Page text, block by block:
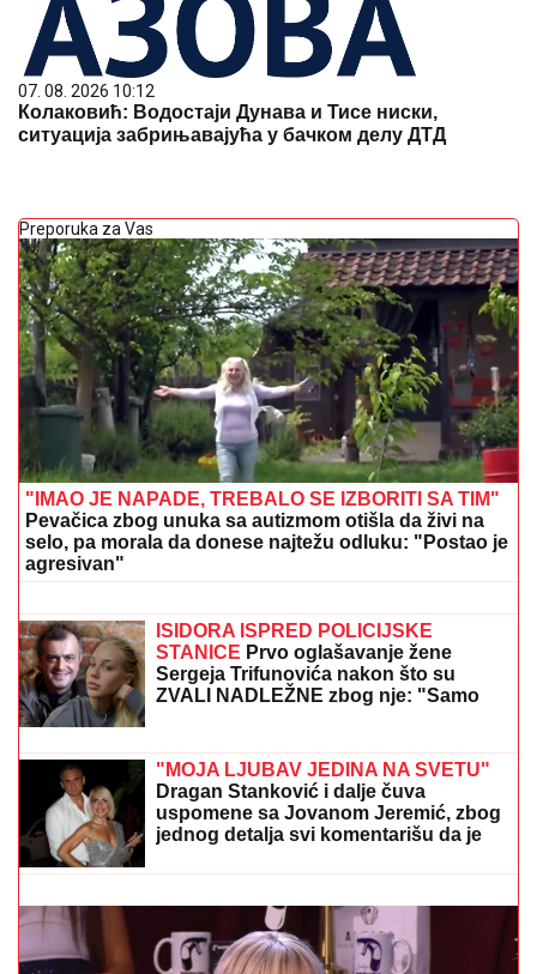
07. 08. 2026 10:12
Колаковић: Водостаји Дунава и Тисе ниски,
ситуација забрињавајућа у бачком делу ДТД
Preporuka za Vas
"IMAO JE NAPADE, TREBALO SE IZBORITI SA TIM"
Pevačica zbog unuka sa autizmom otišla da živi na
selo, pa morala da donese najtežu odluku: "Postao je
agresivan"
Mina Kostić se nakon izlaska iz "Laze"
ne odvaja od Kaspera: On joj se sada
obratio emotivnim rečima
Sergeja Trifunovića nakon što su
ZVALI NADLEŽNE zbog nje: "Samo
zato sam došla"